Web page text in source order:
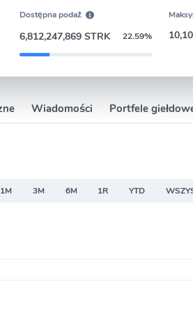
Dostępna podaż
6,812,247,869 STRK 22.59%
Wiadomości Portfele
1M 3M 6M 1R YTD